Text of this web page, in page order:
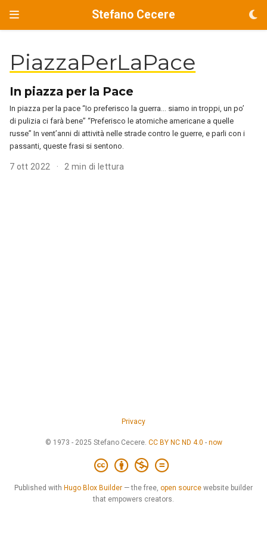
Stefano Cecere
PiazzaPerLaPace
In piazza per la Pace
In piazza per la pace “Io preferisco la guerra… siamo in troppi, un po’
di pulizia ci farà bene” “Preferisco le atomiche americane a quelle
russe” In vent’anni di attività nelle strade contro le guerre, e parli con i
passanti, queste frasi si sentono.
7 ott 2022 2 min di lettura
Privacy
© 1973 - 2025 Stefano Cecere. CC BY NC ND 4.0 - now
Published with Hugo Blox Builder — the free, open source website builder
that empowers creators.